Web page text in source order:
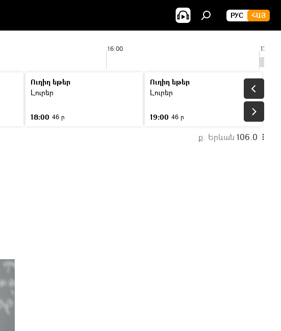
РУС ՀԱՅ
16:00 17:00
Ուղիղ եթեր
Լուրեր
18:00 46 ր
Ուղիղ եթեր
Լուրեր
19:00 46 ր
ք. Երևան 106.0